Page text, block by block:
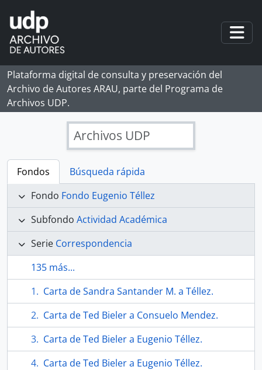
Skip to main content
Plataforma digital de consulta y preservación del
Archivo de Autores ARAU, parte del Programa de
Archivos UDP.
Archivos UDP
Fondos
Búsqueda rápida
Fondo Fondo Eugenio Téllez
Subfondo Actividad Académica
Serie Correspondencia
135 más...
Carta de Sandra Santander M. a Téllez.
Carta de Ted Bieler a Consuelo Mendez.
Carta de Ted Bieler a Eugenio Téllez.
Carta de Ted Bieler a Eugenio Téllez.